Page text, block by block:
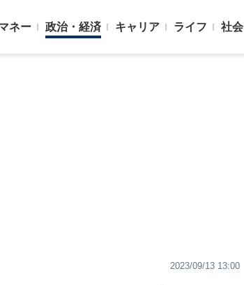
ネー 政治・経済 キャリア ライフ 社会
2023/09/13 13:00